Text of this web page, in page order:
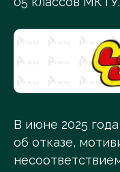
В июне 2025
об отказе,